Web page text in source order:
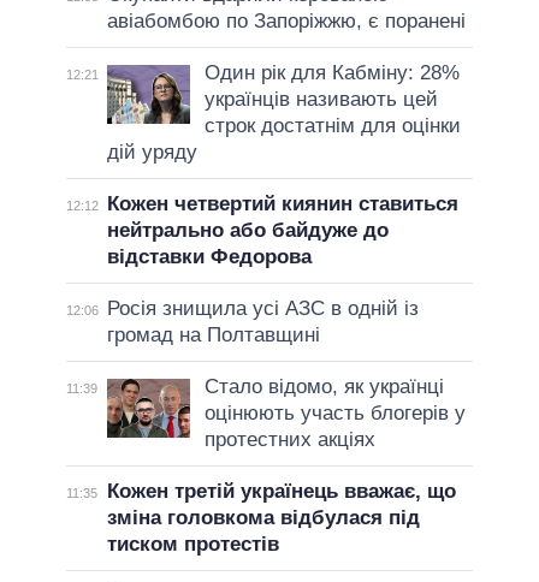
авіабомбою по Запоріжжю, є поранені
12:21
Один рік для Кабміну: 28%
українців називають цей
строк достатнім для оцінки
дій уряду
12:12
Кожен четвертий киянин ставиться
нейтрально або байдуже до
відставки Федорова
12:06
Росія знищила усі АЗС в одній із
громад на Полтавщині
11:39
Стало відомо, як українці
оцінюють участь блогерів у
протестних акціях
11:35
Кожен третій українець вважає, що
зміна головкома відбулася під
тиском протестів